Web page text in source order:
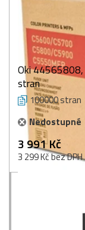
Oki 44565808,
stran
100000 stran
Nedostupné
3 991 Kč
3 299 Kč bez DPH